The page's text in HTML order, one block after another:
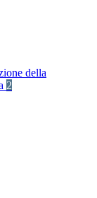
della
2